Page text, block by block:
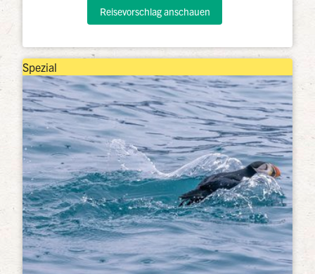
Reisevorschlag anschauen
Spezial